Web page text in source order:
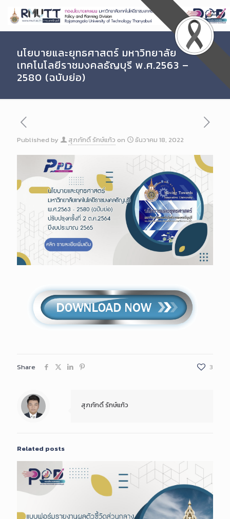
Content
นโยบายและยุทธศาสตร์ มหาวิทยาลัย
เทคโนโลยีราชมงคลธัญบุรี พ.ศ.2563 –
2580 (ฉบับย่อ)
Published by สุภภักดิ์ รักษ์แก้ว on ธันวาคม 18, 2022
Share 3
สุภภักดิ์ รักษ์แก้ว
Related posts